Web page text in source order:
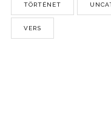
TÖRTÉNET
VERS